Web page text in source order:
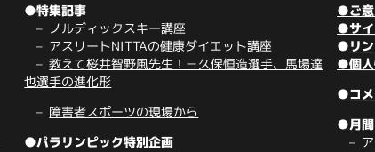
●特集記事
ノルディックスキー講座
アスリートNITTAの健康ダイエット講座
教えて桜井智野風先生！－久保恒造選手、馬場達
也選手の進化形
障害者スポーツの現場から
●パラリンピック特別企画
●ご意
●サイ
●リン
●個人
●コメ
●月間